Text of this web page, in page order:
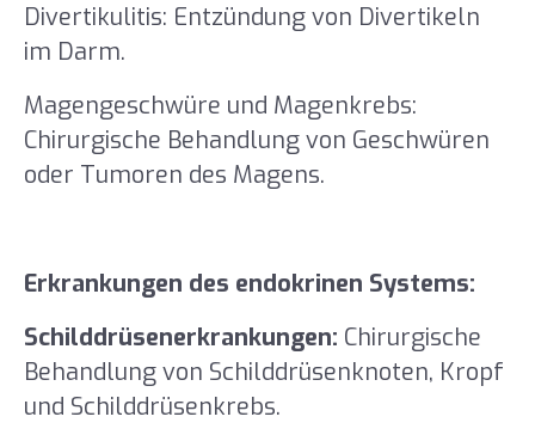
Divertikulitis: Entzündung von Divertikeln
im Darm.
Magengeschwüre und Magenkrebs:
Chirurgische Behandlung von Geschwüren
oder Tumoren des Magens.
Erkrankungen des endokrinen Systems:
Schilddrüsenerkrankungen: Chirurgische
Behandlung von Schilddrüsenknoten, Kropf
und Schilddrüsenkrebs.